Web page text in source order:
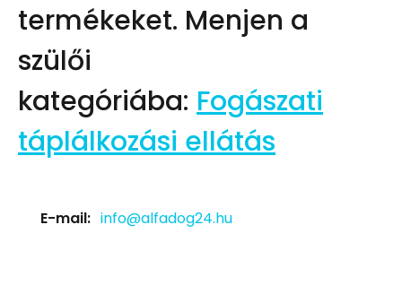
termékeket. Menjen a
szülői
kategóriába: Fogászati
táplálkozási ellátás
E-mail: info@alfadog24.hu